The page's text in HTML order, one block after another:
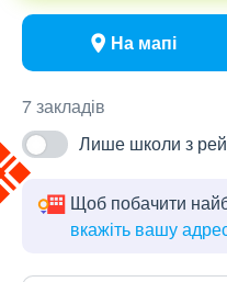
На мапі
7 закладів
Лише школи з
Щоб побачити
вкажіть вашу